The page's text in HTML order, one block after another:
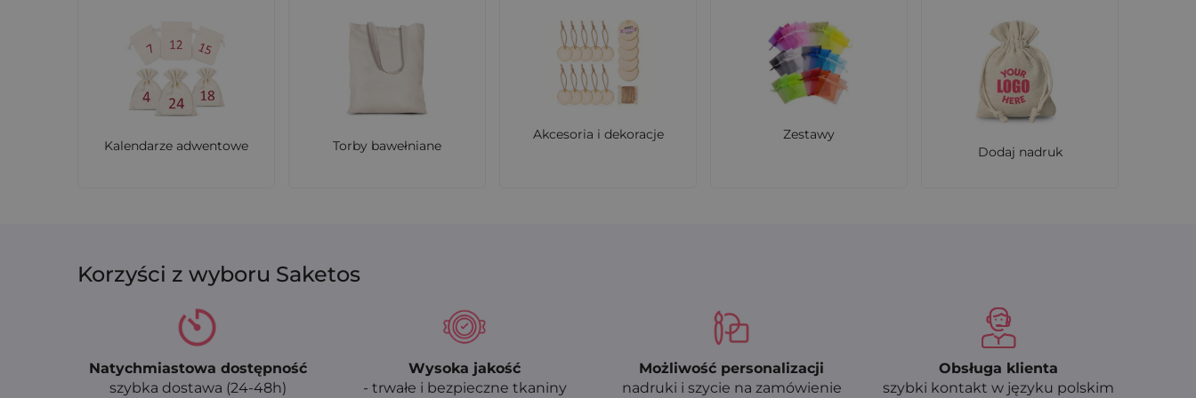
Kalendarze adwentowe Torby bawełniane
Akcesoria i dekoracje
Zestawy
Dodaj nadruk
Korzyści z wyboru Saketos
Natychmiastowa dostępność
szybka dostawa (24-48h)
Wysoka jakość
- trwałe i bezpieczne tkaniny
Możliwość personalizacji
nadruki i szycie na zamówienie
Obsługa klienta
szybki kontakt w języku polskim